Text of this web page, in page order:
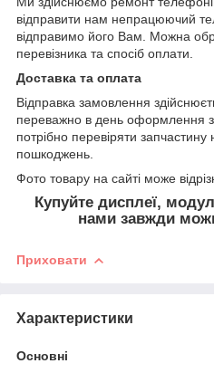
відправити нам непрацюючий
відправимо його Вам. Можна
перевізника та спосіб оплати.
Доставка та оплата
Відправка замовлення
переважно в день оформлення
потрібно перевіряти запчастину
пошкоджень.
Фото товару на сайті може
Купуйте дисплеї,
нами завжди
Приховати
Характеристики
Основні